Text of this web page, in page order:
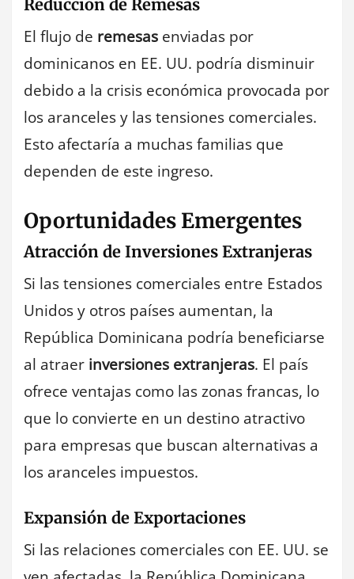
Reducción de Remesas
El flujo de remesas enviadas por
dominicanos en EE. UU. podría disminuir
debido a la crisis económica provocada por
los aranceles y las tensiones comerciales.
Esto afectaría a muchas familias que
dependen de este ingreso.
Oportunidades Emergentes
Atracción de Inversiones Extranjeras
Si las tensiones comerciales entre Estados
Unidos y otros países aumentan, la
República Dominicana podría beneficiarse
al atraer inversiones extranjeras. El país
ofrece ventajas como las zonas francas, lo
que lo convierte en un destino atractivo
para empresas que buscan alternativas a
los aranceles impuestos.
Expansión de Exportaciones
Si las relaciones comerciales con EE. UU. se